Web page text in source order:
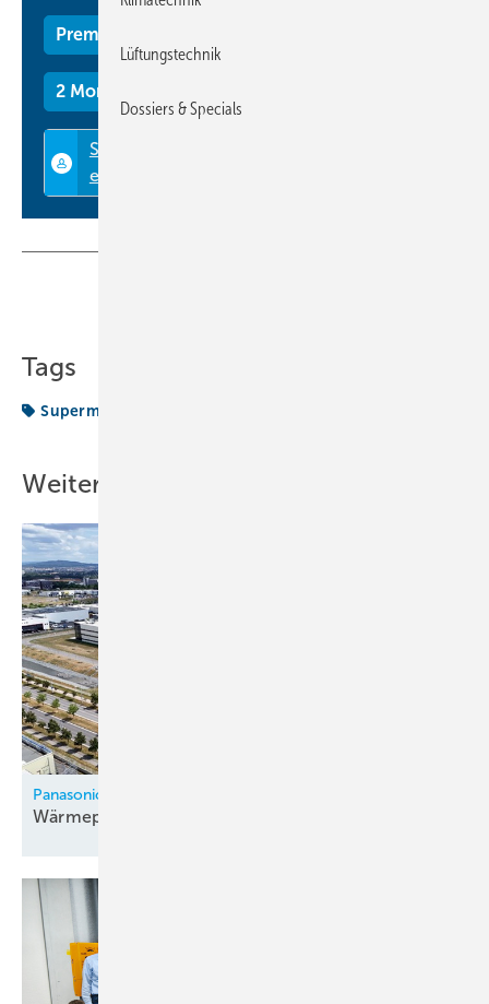
Premium Mitgliedschaft
2 Monate kostenlos testen
Tags
Supermarkt-Symposium
Weitere Inhalte
Panasonic
Wärmepumpenfabrik in Tschechien
Lüftungstechnik
Dossiers & Specials